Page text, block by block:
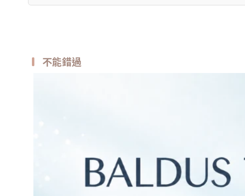
不能錯過